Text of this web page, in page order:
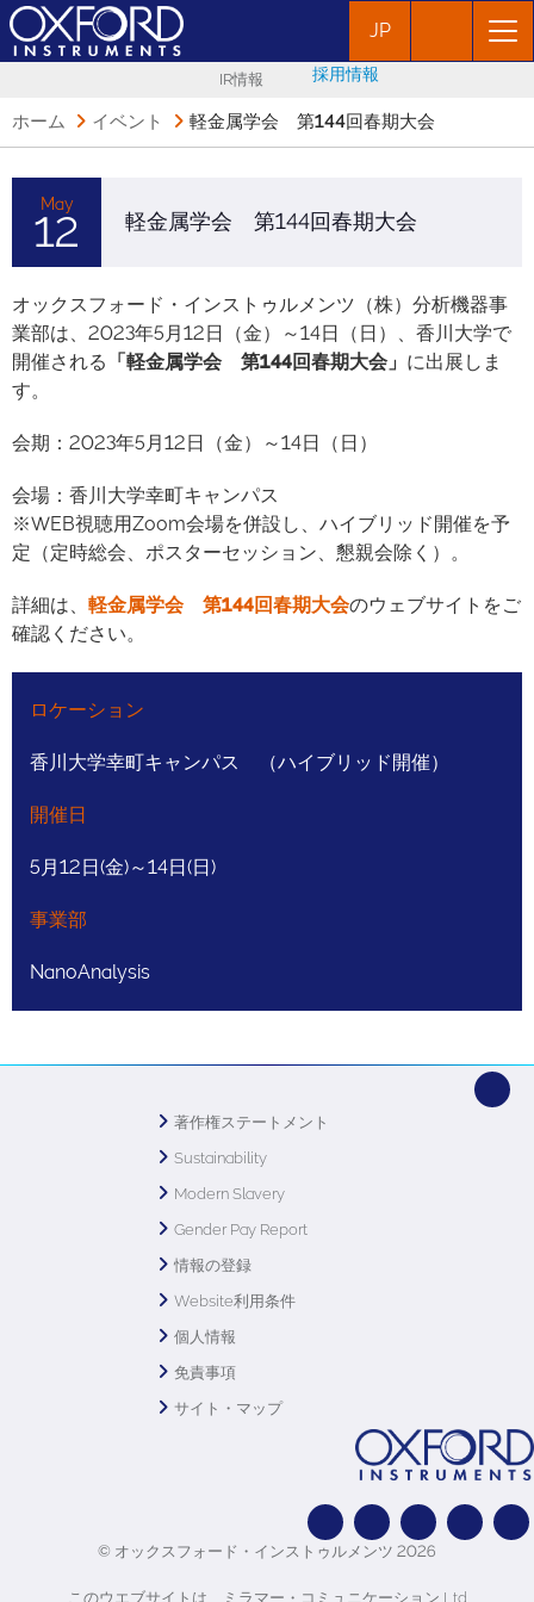
JP
IR情報 採用情報
ホーム イベント 軽金属学会 第144回春期大会
May
12 軽金属学会 第144回春期大会
オックスフォード・インストゥルメンツ（株）分析機器事
業部は、2023年5月12日（金）～14日（日）、香川大学で
開催される 「軽金属学会 第144回春期大会」 に出展しま
す。
会期：2023年5月12日（金）～14日（日）
会場：香川大学幸町キャンパス
※WEB視聴用Zoom会場を併設し、ハイブリッド開催を予
定（定時総会、ポスターセッション、懇親会除く）。
詳細は、 軽金属学会 第144回春期大会のウェブサイトをご
確認ください。
ロケーション
香川大学幸町キャンパス （ハイブリッド開催）
開催日
5月12日(金)～14日(日)
事業部
NanoAnalysis
著作権ステートメント
Sustainability
Modern Slavery
Gender Pay Report
情報の登録
Website利用条件
個人情報
免責事項
サイト・マップ
© オックスフォード・インストゥルメンツ 2026
このウエブサイトは、ミラマー・コミュニケーション Ltd